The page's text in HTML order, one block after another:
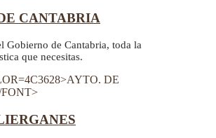
CANTABRIA
Gobierno de Cantabria, toda la
que necesitas.